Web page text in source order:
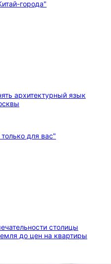
архитектурный язык
столицы
до цен на квартиры